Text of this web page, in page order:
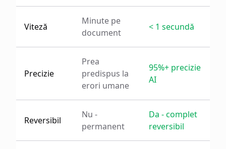
Viteză
Minute pe
document
< 1 secundă
Precizie
Prea
predispus la
erori umane
95%+ precizie
AI
Reversibil
Nu -
permanent
Da - complet
reversibil